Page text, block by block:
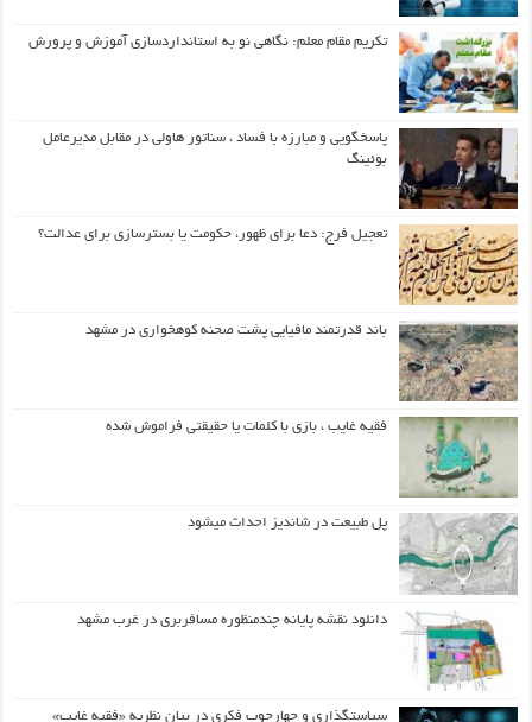
تکریم مقام معلم: نگاهی نو به استانداردسازی آموزش و پرورش
پاسخگویی و مبارزه با فساد ، سناتور هاولی در مقابل مدیرعامل
بوئینگ
تعجیل فرج: دعا برای ظهور، حکومت یا بسترسازی برای عدالت؟
باند قدرتمند مافیایی پشت صحنه کوهخواری در مشهد
فقیه غایب ، بازی با کلمات یا حقیقتی فراموش شده
پل طبیعت در شاندیز احداث میشود
دانلود نقشه پایانه چندمنظوره مسافربری در غرب مشهد
سیاستگذاری و چهارچوب فکری در بیان نظریه «فقیه غایب»